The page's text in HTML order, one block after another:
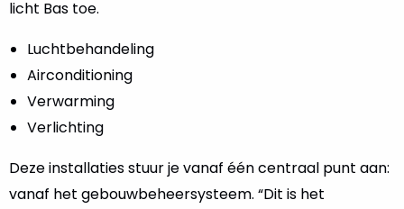
licht Bas toe.
Luchtbehandeling
Airconditioning
Verwarming
Verlichting
Deze installaties stuur je vanaf één centraal punt aan:
vanaf het gebouwbeheersysteem. “Dit is het